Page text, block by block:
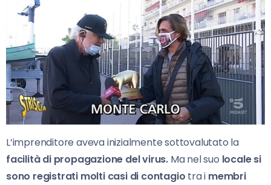
L’imprenditore aveva inizialmente sottovalutato la
facilità di propagazione del virus. Ma nel suo locale si
sono registrati molti casi di contagio tra i membri